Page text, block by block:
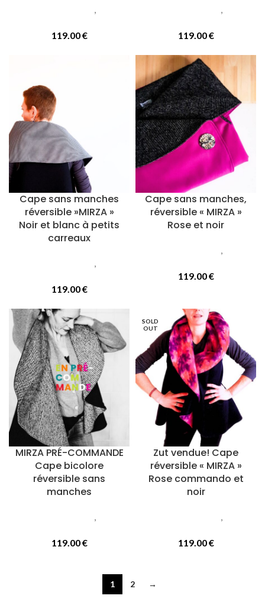
,
119.00€
,
119.00€
Cape sans manches
réversible »MIRZA »
Noir et blanc à petits
carreaux
,
119.00€
Cape sans manches,
réversible « MIRZA »
Rose et noir
,
119.00€
MIRZA PRÉ-COMMANDE
Cape bicolore
réversible sans
manches
,
119.00€
SOLD
OUT
Zut vendue! Cape
réversible « MIRZA »
Rose commando et
noir
,
119.00€
1 2 →